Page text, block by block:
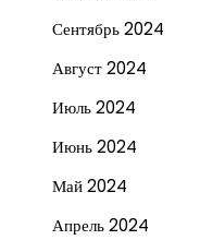
Сентябрь 2024
Август 2024
Июль 2024
Июнь 2024
Май 2024
Апрель 2024